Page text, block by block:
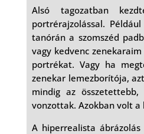
Alsó tagozatban
portrérajzolással.
tanórán a szomszéd
vagy kedvenc
portrékat. Vagy ha
zenekar lemezborítója,
mindig az összetettebb,
vonzottak. Azokban volt a
A hiperrealista